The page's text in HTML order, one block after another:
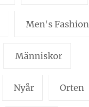
Men's Fashion
Människor
Nyår Orten